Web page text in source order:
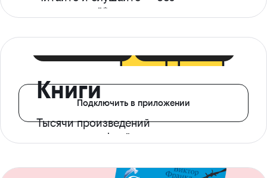
ограничений*
Книги
Тысячи произведений
с доступом офлайн
Подключить в приложении